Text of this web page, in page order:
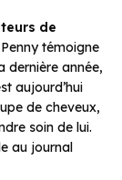
de
témoigne
dernière année,
aujourd’hui
de cheveux,
soin de lui.
au journal